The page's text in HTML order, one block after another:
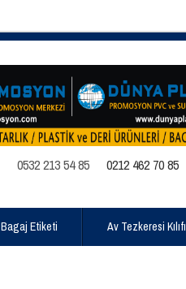
0532 213 54 85 0212 462 70 85
Bagaj Etiketi Av Tezkeresi Kılıfı